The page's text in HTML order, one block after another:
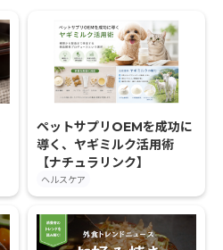
ペットサプリOEMを成功に
導く、ヤギミルク活用術
【ナチュラリンク】
ヘルスケア